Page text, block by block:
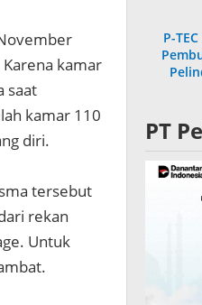
kamar
saat
kamar 110
diri.
tersebut
rekan
Untuk
P-
PT